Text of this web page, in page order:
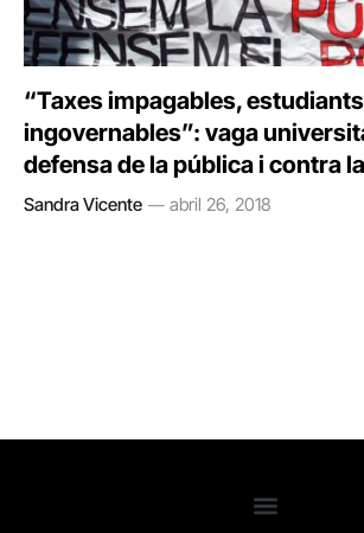
“Taxes impagables, estudiants
ingovernables”: vaga
defensa de la pública i contra
Sandra Vicente abril 26, 2018